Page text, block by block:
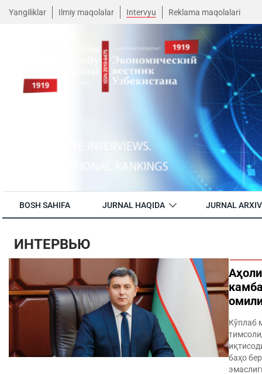
Yangiliklar Ilmiy maqolalar Intervyu Reklama maqolalari
BOSH SAHIFA JURNAL HAQIDA JURNAL
ИНТЕРВЬЮ
Кўплаб
баҳо